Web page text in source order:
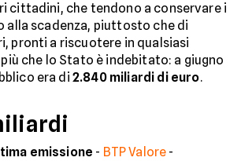
cittadini, che tendono a conservare i
alla scadenza, piuttosto che di
pronti a riscuotere in qualsiasi
che lo Stato è indebitato: a giugno
era di 2.840 miliardi di euro.
emissione - BTP Valore -